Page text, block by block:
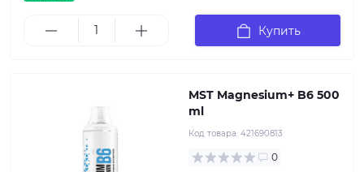
Купить
MST Magnesium+ B6 500
ml
Код товара: 421690813
0